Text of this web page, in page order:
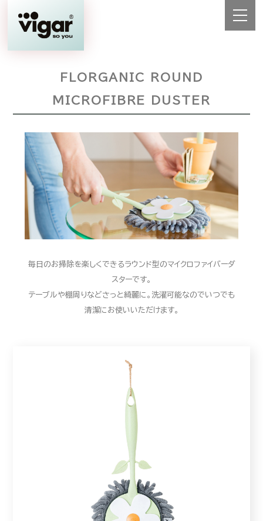
FLORGANIC ROUND
MICROFIBRE DUSTER
毎日のお掃除を楽しくできるラウンド型のマイクロファイバーダ
スターです。
テーブルや棚周りなどさっと綺麗に。洗濯可能なのでいつでも
清潔にお使いいただけます。